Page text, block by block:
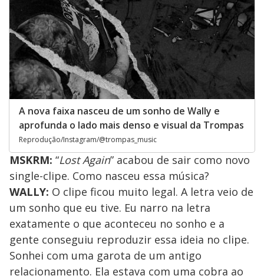
A nova faixa nasceu de um sonho de Wally e
aprofunda o lado mais denso e visual da Trompas
Reprodução/Instagram/@trompas_music
MSKRM: “Lost Again” acabou de sair como novo
single-clipe. Como nasceu essa música?
WALLY: O clipe ficou muito legal. A letra veio de
um sonho que eu tive. Eu narro na letra
exatamente o que aconteceu no sonho e a
gente conseguiu reproduzir essa ideia no clipe.
Sonhei com uma garota de um antigo
relacionamento. Ela estava com uma cobra ao